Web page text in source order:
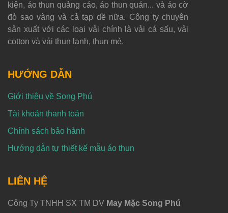
kiện, áo thun quảng cáo, áo thun quán... và áo cờ
đỏ sao vàng và cả tạp dề nữa. Công ty chuyên
sản xuất với các loại vải chính là vải cá sấu, vải
cotton và vải thun lạnh, thun mè.
HƯỚNG DẪN
Giới thiệu về Song Phú
Tài khoản thanh toán
Chính sách bảo hành
Hướng dẫn tự thiết kế mẫu áo thun
LIÊN HỆ
Công Ty TNHH SX TM DV May Mặc Song Phú